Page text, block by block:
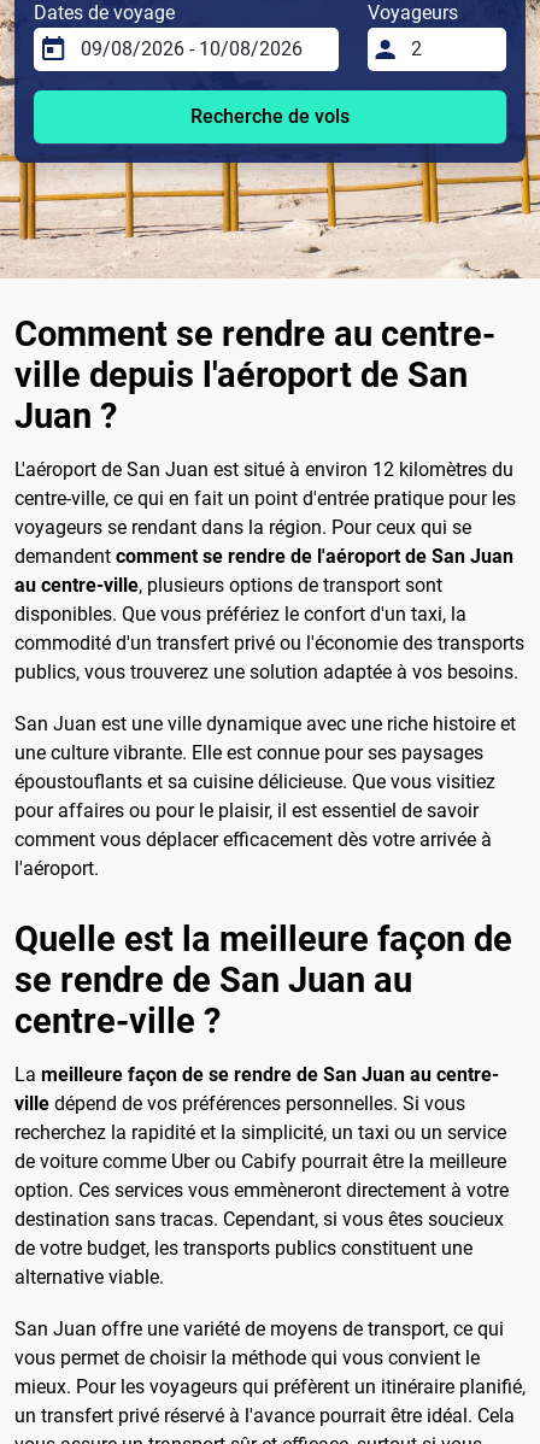
Dates de voyage Voyageurs
Recherche de vols
Comment se rendre au centre-
ville depuis l'aéroport de San
Juan ?
L'aéroport de San Juan est situé à environ 12 kilomètres du
centre-ville, ce qui en fait un point d'entrée pratique pour les
voyageurs se rendant dans la région. Pour ceux qui se
demandent comment se rendre de l'aéroport de San Juan
au centre-ville, plusieurs options de transport sont
disponibles. Que vous préfériez le confort d'un taxi, la
commodité d'un transfert privé ou l'économie des transports
publics, vous trouverez une solution adaptée à vos besoins.
San Juan est une ville dynamique avec une riche histoire et
une culture vibrante. Elle est connue pour ses paysages
époustouflants et sa cuisine délicieuse. Que vous visitiez
pour affaires ou pour le plaisir, il est essentiel de savoir
comment vous déplacer efficacement dès votre arrivée à
l'aéroport.
Quelle est la meilleure façon de
se rendre de San Juan au
centre-ville ?
La meilleure façon de se rendre de San Juan au centre-
ville dépend de vos préférences personnelles. Si vous
recherchez la rapidité et la simplicité, un taxi ou un service
de voiture comme Uber ou Cabify pourrait être la meilleure
option. Ces services vous emmèneront directement à votre
destination sans tracas. Cependant, si vous êtes soucieux
de votre budget, les transports publics constituent une
alternative viable.
San Juan offre une variété de moyens de transport, ce qui
vous permet de choisir la méthode qui vous convient le
mieux. Pour les voyageurs qui préfèrent un itinéraire planifié,
un transfert privé réservé à l'avance pourrait être idéal. Cela